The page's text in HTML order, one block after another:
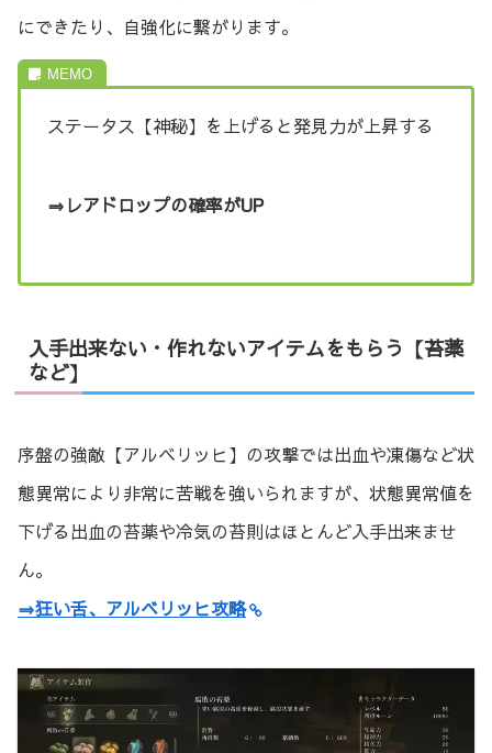
にできたり、自強化に繋がります。
ステータス【神秘】を上げると発見力が上昇する
⇒レアドロップの確率がUP
入手出来ない・作れないアイテムをもらう【苔薬
など】
序盤の強敵【アルベリッヒ】の攻撃では出血や凍傷など状
態異常により非常に苦戦を強いられますが、状態異常値を
下げる出血の苔薬や冷気の苔則はほとんど入手出来ませ
ん。
⇒狂い舌、アルベリッヒ攻略